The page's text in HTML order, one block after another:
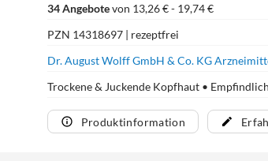
34 Angebotevon 13,26 € - 19,74 €
PZN 14318697 | rezeptfrei
Dr. August Wolff GmbH & Co. KG
Trockene & Juckende Kopfhaut •
Produktinformation